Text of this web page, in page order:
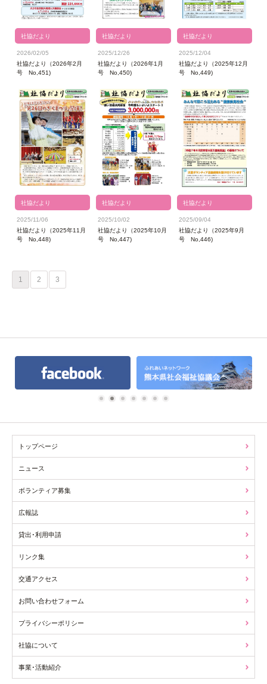
社協だより
2026/02/05
社協だより（2026年2月
号 No,451)
社協だより
2025/12/26
社協だより（2026年1月
号 No,450)
社協だより
2025/12/04
社協だより（2025年12月
号 No,449)
社協だより
2025/11/06
社協だより（2025年11月
号 No,448)
社協だより
2025/10/02
社協だより（2025年10月
号 No,447)
社協だより
2025/09/04
社協だより（2025年9月
号 No,446)
1 2 3
1 2 3 4 5 6 7
トップページ
ニュース
ボランティア募集
広報誌
貸出･利用申請
リンク集
交通アクセス
お問い合わせフォーム
プライバシーポリシー
社協について
事業･活動紹介